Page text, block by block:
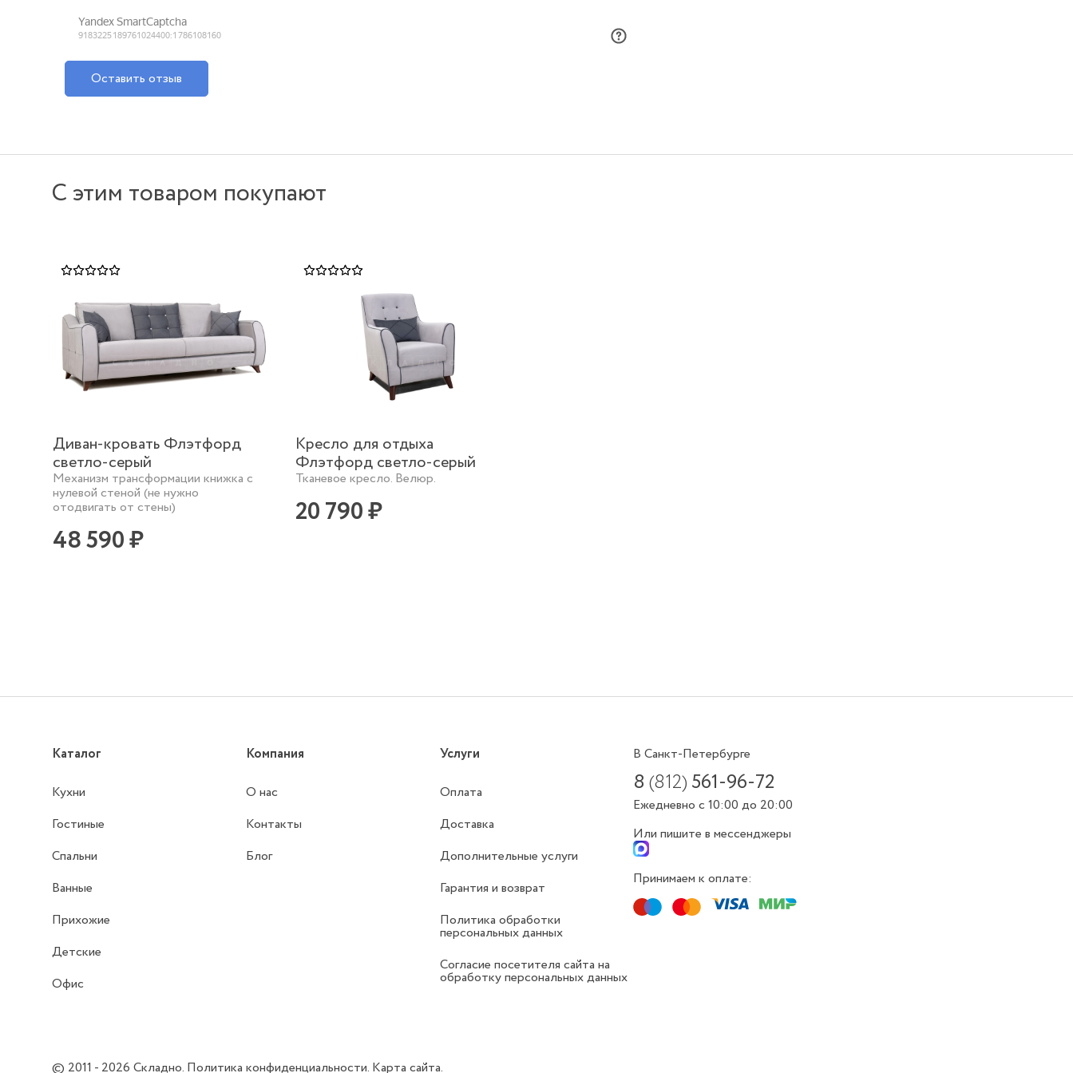
Оставить отзыв
С этим товаром покупают
Диван-кровать Флэтфорд
светло-серый
Механизм трансформации книжка с
нулевой стеной (не нужно
отодвигать от стены)
48 590 ₽
Кресло для отдыха
Флэтфорд светло-серый
Тканевое кресло. Велюр.
20 790 ₽
Каталог
Кухни
Гостиные
Спальни
Ванные
Прихожие
Детские
Офис
Компания
О нас
Контакты
Блог
Услуги
Оплата
Доставка
Дополнительные услуги
Гарантия и возврат
Политика обработки
персональных данных
Согласие посетителя сайта на
обработку персональных данных
В Санкт-Петербурге
8(812) 561-96-72
Ежедневно с 10:00 до 20:00
Или пишите в мессенджеры
Принимаем к оплате:
© 2011 - 2026Складно. Политика конфиденциальности. Карта сайта.